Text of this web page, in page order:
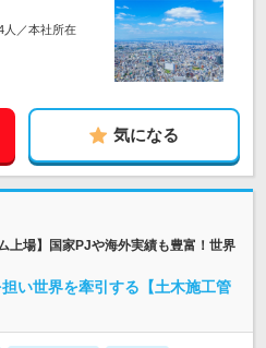
人／本社所在
気になる
上場】国家PJや海外実績も豊富！世界
い世界を牽引する【土木施工管